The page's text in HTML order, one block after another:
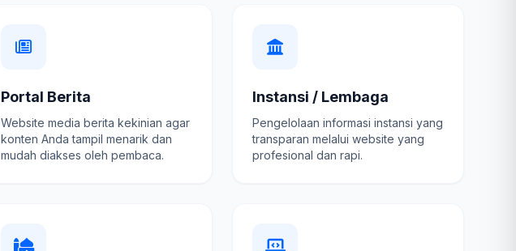
Portal Berita
Website media berita kekinian agar
konten Anda tampil menarik dan
mudah diakses oleh pembaca.
Instansi / Lembaga
Pengelolaan informasi instansi yang
transparan melalui website yang
profesional dan rapi.